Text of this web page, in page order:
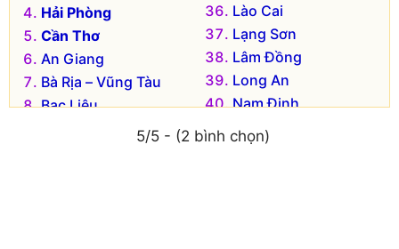
Hải Phòng
Cần Thơ
An Giang
Bà Rịa – Vũng Tàu
Bạc Liêu
Lào Cai
Lạng Sơn
Lâm Đồng
Long An
Nam Định
Nghệ An
Ninh Bình
5/5 - (2 bình chọn)